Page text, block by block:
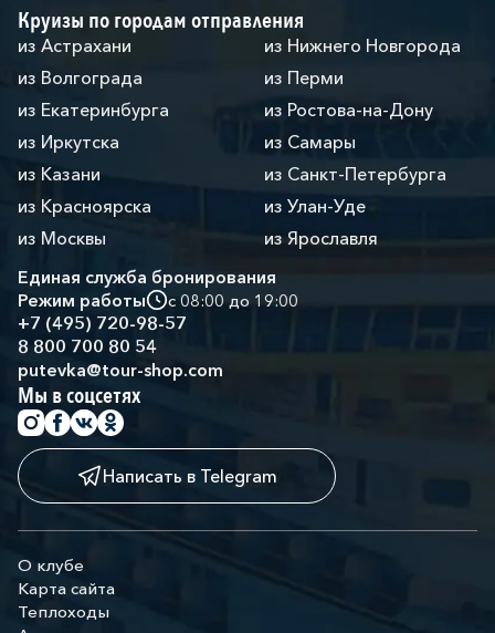
Круизы по городам отправления
из Астрахани
из Волгограда
из Екатеринбурга
из Иркутска
из Казани
из Красноярска
из Москвы
из Нижнего Новгорода
из Перми
из Ростова-на-Дону
из Самары
из Санкт-Петербурга
из Улан-Уде
из Ярославля
Единая служба бронирования
Режим работы
с 08:00 до 19:00
+7 (495) 720-98-57
8 800 700 80 54
putevka@tour-shop.com
Мы в соцсетях
Написать в Telegram
О клубе
Карта сайта
Теплоходы